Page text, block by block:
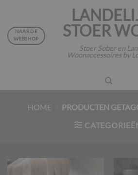
inhoud
STOER
Stoer Sober en
Woonaccessoires by
NAAR DE
WEBSHOP
HOME
PRODUCTEN